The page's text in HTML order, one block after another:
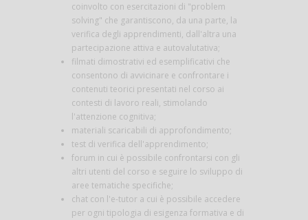
coinvolto con esercitazioni di "problem
solving" che garantiscono, da una parte, la
verifica degli apprendimenti, dall'altra una
partecipazione attiva e autovalutativa;
filmati dimostrativi ed esemplificativi che
consentono di avvicinare e confrontare i
contenuti teorici presentati nel corso ai
contesti di lavoro reali, stimolando
l'attenzione cognitiva;
materiali scaricabili di approfondimento;
test di verifica dell'apprendimento;
forum in cui è possibile confrontarsi con gli
altri utenti del corso e seguire lo sviluppo di
aree tematiche specifiche;
chat con l'e-tutor a cui è possibile accedere
per ogni tipologia di esigenza formativa e di